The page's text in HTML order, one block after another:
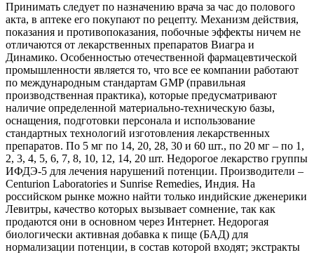
Принимать следует по назначению врача за час до полового
акта, в аптеке его покупают по рецепту. Механизм действия,
показания и противопоказания, побочные эффекты ничем не
отличаются от лекарственных препаратов Виагра и
Динамико. Особенностью отечественной фармацевтической
промышленности является то, что все ее компании работают
по международным стандартам GMP (правильная
производственная практика), которые предусматривают
наличие определенной материально-техническую базы,
оснащения, подготовки персонала и использование
стандартных технологий изготовления лекарственных
препаратов. По 5 мг по 14, 20, 28, 30 и 60 шт., по 20 мг – по 1,
2, 3, 4, 5, 6, 7, 8, 10, 12, 14, 20 шт. Недорогое лекарство группы
ИФДЭ-5 для лечения нарушений потенции. Производители –
Centurion Laboratories и Sunrise Remedies, Индия. На
российском рынке можно найти только индийские дженерики
Левитры, качество которых вызывает сомнение, так как
продаются они в основном через Интернет. Недорогая
биологически активная добавка к пище (БАД) для
нормализации потенции, в состав которой входят; экстракты